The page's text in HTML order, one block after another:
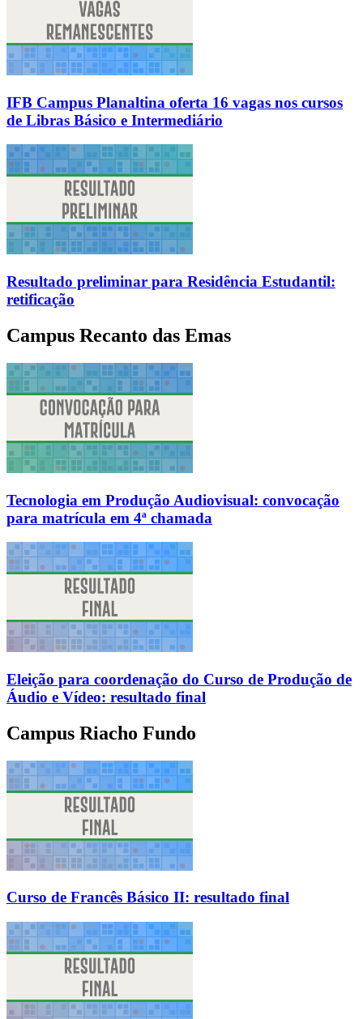
IFB Campus Planaltina oferta 16 vagas nos cursos
de Libras Básico e Intermediário
Resultado preliminar para Residência Estudantil:
retificação
Campus Recanto das Emas
Tecnologia em Produção Audiovisual: convocação
para matrícula em 4ª chamada
Eleição para coordenação do Curso de Produção de
Áudio e Vídeo: resultado final
Campus Riacho Fundo
Curso de Francês Básico II: resultado final